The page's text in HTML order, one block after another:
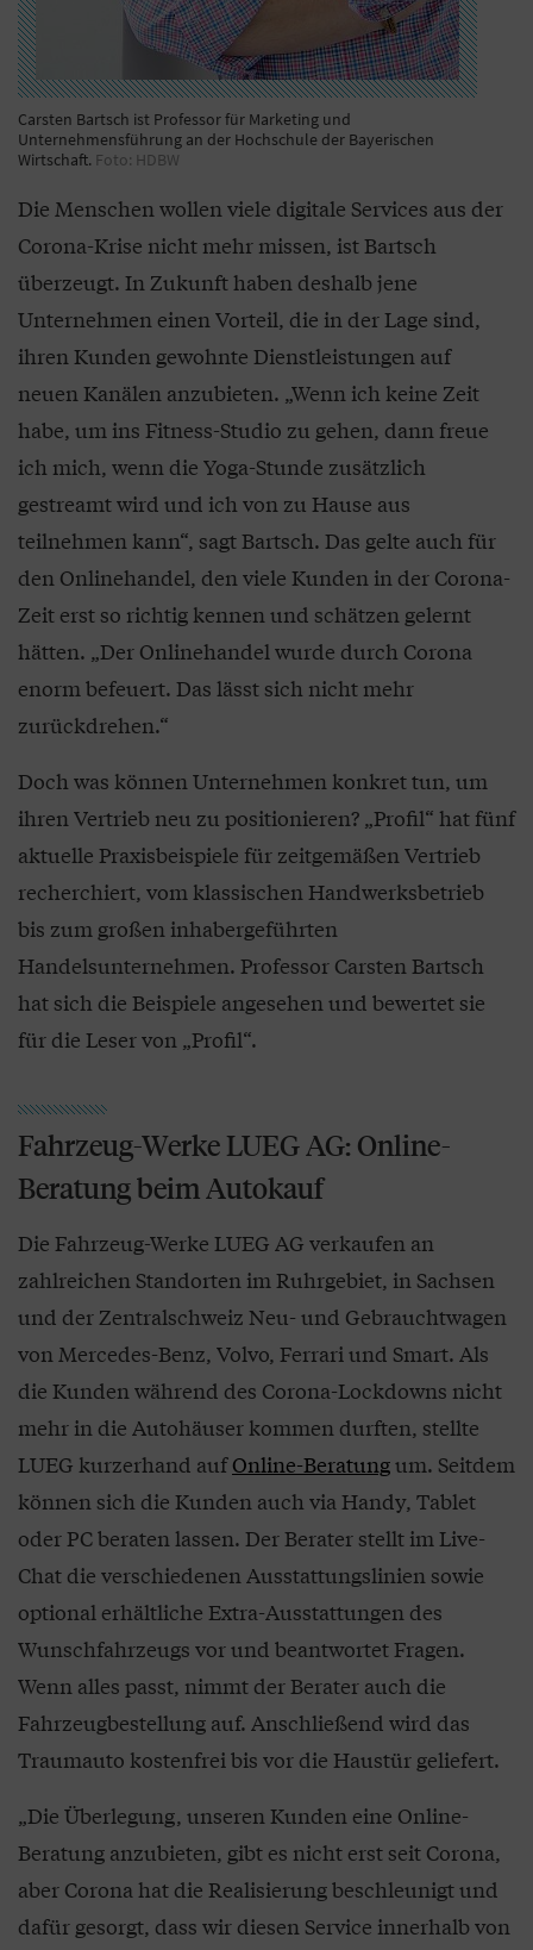
Carsten Bartsch ist Professor für Marketing und
Unternehmensführung an der Hochschule der Bayerischen
Wirtschaft. Foto: HDBW
Die Menschen wollen viele digitale Services aus der
Corona-Krise nicht mehr missen, ist Bartsch
überzeugt. In Zukunft haben deshalb jene
Unternehmen einen Vorteil, die in der Lage sind,
ihren Kunden gewohnte Dienstleistungen auf
neuen Kanälen anzubieten. „Wenn ich keine Zeit
habe, um ins Fitness-Studio zu gehen, dann freue
ich mich, wenn die Yoga-Stunde zusätzlich
gestreamt wird und ich von zu Hause aus
teilnehmen kann“, sagt Bartsch. Das gelte auch für
den Onlinehandel, den viele Kunden in der Corona-
Zeit erst so richtig kennen und schätzen gelernt
hätten. „Der Onlinehandel wurde durch Corona
enorm befeuert. Das lässt sich nicht mehr
zurückdrehen.“
Doch was können Unternehmen konkret tun, um
ihren Vertrieb neu zu positionieren? „Profil“ hat fünf
aktuelle Praxisbeispiele für zeitgemäßen Vertrieb
recherchiert, vom klassischen Handwerksbetrieb
bis zum großen inhabergeführten
Handelsunternehmen. Professor Carsten Bartsch
hat sich die Beispiele angesehen und bewertet sie
für die Leser von „Profil“.
Fahrzeug-Werke LUEG AG: Online-
Beratung beim Autokauf
Die Fahrzeug-Werke LUEG AG verkaufen an
zahlreichen Standorten im Ruhrgebiet, in Sachsen
und der Zentralschweiz Neu- und Gebrauchtwagen
von Mercedes-Benz, Volvo, Ferrari und Smart. Als
die Kunden während des Corona-Lockdowns nicht
mehr in die Autohäuser kommen durften, stellte
LUEG kurzerhand aufOnline-Beratungum. Seitdem
können sich die Kunden auch via Handy, Tablet
oder PC beraten lassen. Der Berater stellt im Live-
Chat die verschiedenen Ausstattungslinien sowie
optional erhältliche Extra-Ausstattungen des
Wunschfahrzeugs vor und beantwortet Fragen.
Wenn alles passt, nimmt der Berater auch die
Fahrzeugbestellung auf. Anschließend wird das
Traumauto kostenfrei bis vor die Haustür geliefert.
„Die Überlegung, unseren Kunden eine Online-
Beratung anzubieten, gibt es nicht erst seit Corona,
aber Corona hat die Realisierung beschleunigt und
dafür gesorgt, dass wir diesen Service innerhalb von